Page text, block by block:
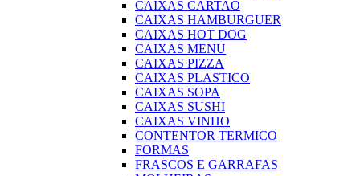
CAIXAS CARTAO
CAIXAS HAMBURGUER
CAIXAS HOT DOG
CAIXAS MENU
CAIXAS PIZZA
CAIXAS PLASTICO
CAIXAS SOPA
CAIXAS SUSHI
CAIXAS VINHO
CONTENTOR TERMICO
FORMAS
FRASCOS E GARRAFAS